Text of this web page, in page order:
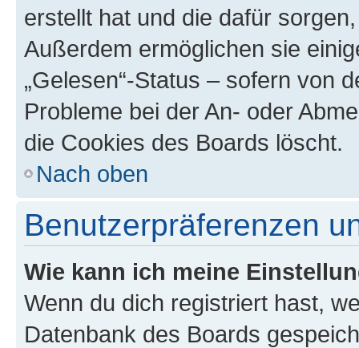
erstellt hat und die dafür
Außerdem ermöglichen sie
„Gelesen“-Status – sofern von
Probleme bei der An- oder
die Cookies des Boards löscht.
Nach oben
Benutzerpräferenzen
Wie kann ich meine
Wenn du dich registriert hast,
Datenbank des Boards